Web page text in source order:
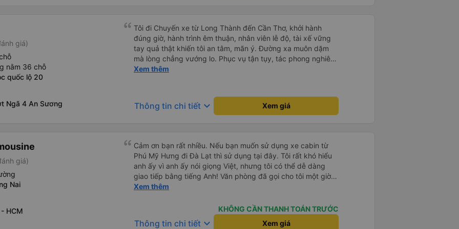
giá)
nằm 36 chỗ
quốc lộ 20
Ngã 4 An Sương
Tôi đi Chuyến xe từ Long Thành đến Cần Thơ, khởi hành
đúng giờ, hành trình êm thuận, nhân viên lễ độ, tài xế vững
tay quả thật khiến tôi an tâm, mãn ý. Đường xa muôn dặm
mà lòng chẳng vướng lo. Phục vụ tận tụy, tác phong nghiêm
cẩn, hiếm thấy giữa thời buổi kim tiền vội vã. Xã hội loạn đạo.
Xem thêm
Thông tin chi tiết keyboard_arrow_down Xem giá
giá)
Nai
HCM
Cảm ơn bạn rất nhiều. Nếu bạn muốn sử dụng xe cabin từ
Phú Mỹ Hưng đi Đà Lạt thì sử dụng tại đây. Tôi rất khó hiểu
anh ấy vì anh ấy nói giọng Việt, nhưng tôi có thể dễ dàng
giao tiếp bằng tiếng Anh! Văn phòng đã gọi cho tôi một giờ
trước khi lên xe, và mặc dù tôi phải chuyển chỗ nhiều lần vì
bạn đi xe đưa đón (van) ở cổng chính sẽ đưa bạn đến điểm
hẹn. Vì bạn đang ở trên xe nên hãy cắt vé trước và đưa cho
Xem thêm
KHÔNG CẦN THANH TOÁN TRƯỚC
Thông tin chi tiết keyboard_arrow_down Xem giá